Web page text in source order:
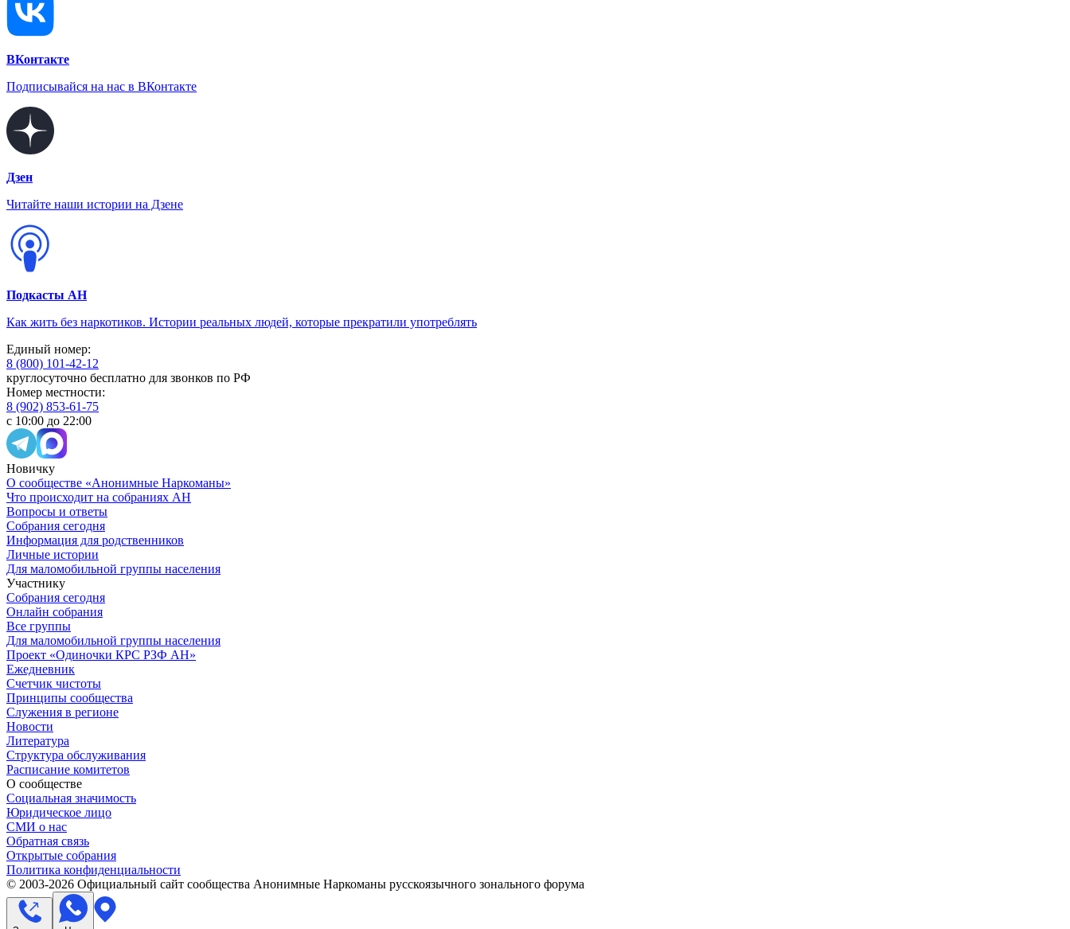
ВКонтакте
Подписывайся на нас в ВКонтакте
Дзен
Читайте наши истории на Дзене
Подкасты АН
Как жить без наркотиков. Истории реальных людей, которые прекратили употреблять
Единый номер:
8 (800) 101-42-12
круглосуточно бесплатно для звонков по РФ
Номер местности:
8 (902) 853-61-75
с 10:00 до 22:00
Новичку
О сообществе «Анонимные Наркоманы»
Что происходит на собраниях АН
Вопросы и ответы
Собрания сегодня
Информация для родственников
Личные истории
Для маломобильной группы населения
Участнику
Собрания сегодня
Онлайн собрания
Все группы
Для маломобильной группы населения
Проект «Одиночки КРС РЗФ АН»
Ежедневник
Счетчик чистоты
Принципы сообщества
Служения в регионе
Новости
Литература
Структура обслуживания
Расписание комитетов
О сообществе
Социальная значимость
Юридическое лицо
СМИ о нас
Обратная связь
Открытые собрания
Политика конфиденциальности
© 2003-2026 Официальный сайт сообщества Анонимные Наркоманы русскоязычного зонального форума